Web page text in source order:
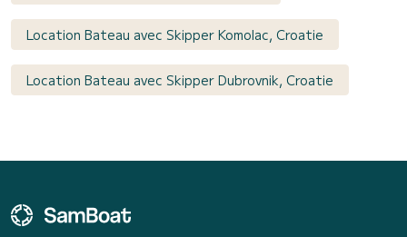
Location Bateau avec Skipper Komolac, Croatie
Location Bateau avec Skipper Dubrovnik, Croatie